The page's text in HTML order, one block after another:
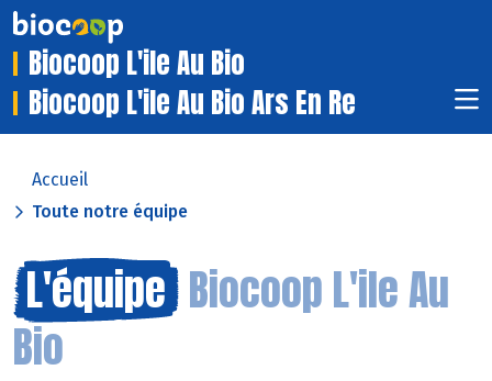
Biocoop L'ile Au Bio
Biocoop L'ile Au Bio Ars En Re
Accueil
Toute notre équipe
L'équipe Biocoop L'ile Au
Bio